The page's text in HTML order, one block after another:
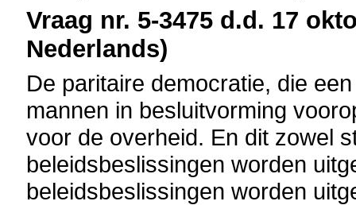
Vraag nr. 5-3475 d.d. 17
Nederlands)
De paritaire democratie, die
mannen in besluitvorming
voor de overheid. En dit zowel
beleidsbeslissingen worden
beleidsbeslissingen worden